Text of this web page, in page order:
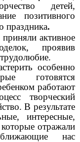
детей,
позитивного
праздника.
активное
проявив
особенно
готовятся
работают
творческий
В результате
интересные,
отражали
нас